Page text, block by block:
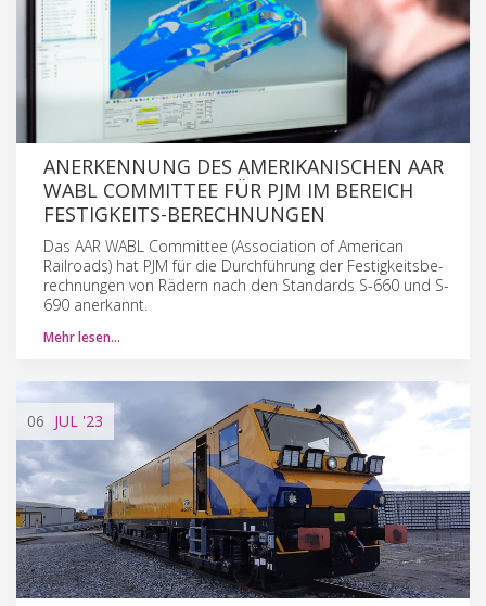
ANERKENNUNG DES AMERIKANISCHEN AAR
WABL COMMITTEE FÜR PJM IM BEREICH
FESTIGKEITS-BERECHNUNGEN
Das AAR WABL Committee (Association of American
Railroads) hat PJM für die Durchführung der Festigkeitsbe-
rechnungen von Rädern nach den Standards S-660 und S-
690 anerkannt.
Mehr lesen…
06 JUL '23